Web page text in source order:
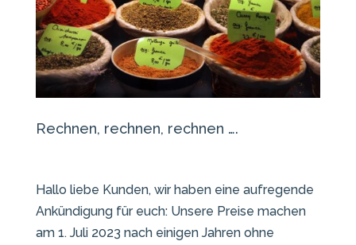
Rechnen, rechnen, rechnen ….
Hallo liebe Kunden, wir haben eine aufregende
Ankündigung für euch: Unsere Preise machen
am 1. Juli 2023 nach einigen Jahren ohne